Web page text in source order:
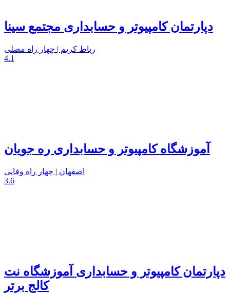
دپارتمان کامپیوتر و حسابداری مجتمع سینا
رباط کریم | چهار راه مصلی
4.1
آموزشگاه کامپیوتر و حسابداری ره جویان
اصفهان | چهار راه وفایی
3.6
دپارتمان کامپیوتر و حسابداری آموزشگاه نت
کالج برتر